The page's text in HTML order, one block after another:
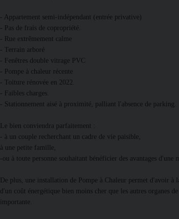
- Appartement semi-indépendant (entrée privative)
- Pas de frais de copropriété.
- Rue extrêmement calme
- Terrain arboré
- Fenêtres double vitrage PVC
- Pompe à chaleur récente
- Toiture rénovée en 2022.
- Faibles charges.
- Stationnement aisé à proximité, palliant l'absence de parking.
Le bien conviendra parfaitement :
- à un couple recherchant un cadre de vie paisible,
à une petite famille,
-ou à toute personne souhaitant bénéficier des avantages d'une
De plus, une installation de Pompe à Chaleur permet d'avoir à
d'un coût énergétique bien moins cher que les autres organes
importante.